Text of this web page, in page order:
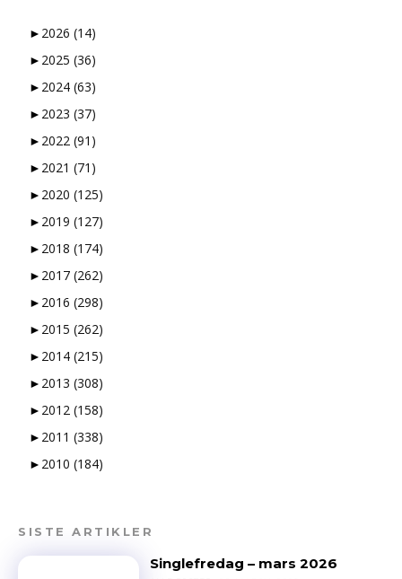
► 2026 (14)
► 2025 (36)
► 2024 (63)
► 2023 (37)
► 2022 (91)
► 2021 (71)
► 2020 (125)
► 2019 (127)
► 2018 (174)
► 2017 (262)
► 2016 (298)
► 2015 (262)
► 2014 (215)
► 2013 (308)
► 2012 (158)
► 2011 (338)
► 2010 (184)
SISTE ARTIKLER
Singlefredag – mars 2026